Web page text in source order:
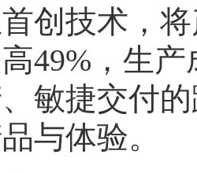
创技术，
49%，生
敏捷交付
与体验。